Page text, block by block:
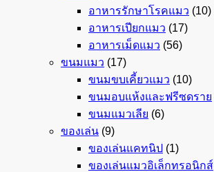
อาหารรักษาโรคแมว (10)
อาหารเปียกแมว (17)
อาหารเม็ดแมว (56)
ขนมแมว (17)
ขนมขบเคี้ยวแมว (10)
ขนมอบแห้งและฟรีซดราย
ขนมแมวเลีย (6)
ของเล่น (9)
ของเล่นแคทนิป (1)
ของเล่นแมวอิเล็กทรอนิกส์